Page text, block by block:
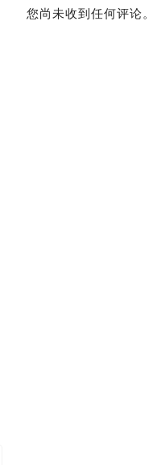
您尚未收到任何评论。